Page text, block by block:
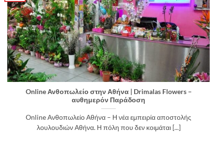
Online Ανθοπωλείο στην Αθήνα | Drimalas Flowers –
αυθημερόν Παράδοση
Online Ανθοπωλείο Αθήνα – Η νέα εμπειρία αποστολής
λουλουδιών Αθήνα. Η πόλη που δεν κοιμάται [...]